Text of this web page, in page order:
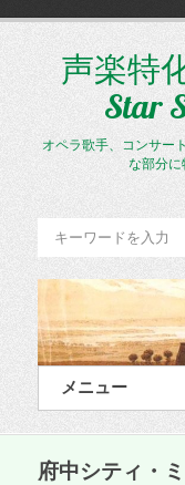
ス
声楽特
Star
オペラ歌手、コンサー
な部分に
メニュー
府中シティ・